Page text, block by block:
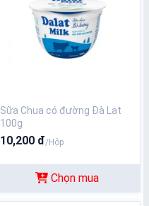
Sữa Chua có đường Đà Lạt
100g
10,200 đ/Hộp
Chọn mua